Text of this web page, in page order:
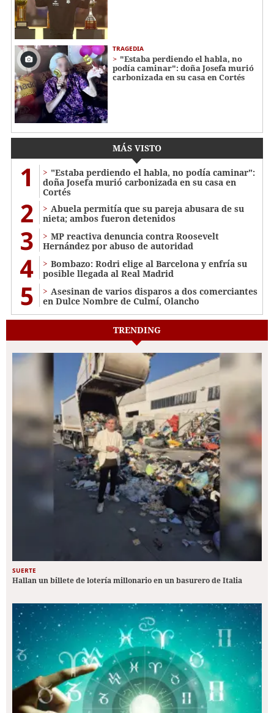
TRAGEDIA
"Estaba perdiendo el habla, no
podía caminar": doña Josefa murió
carbonizada en su casa en Cortés
MÁS VISTO
1
"Estaba perdiendo el habla, no podía caminar":
doña Josefa murió carbonizada en su casa en
Cortés
2
Abuela permitía que su pareja abusara de su
nieta; ambos fueron detenidos
3
MP reactiva denuncia contra Roosevelt
Hernández por abuso de autoridad
4
Bombazo: Rodri elige al Barcelona y enfría su
posible llegada al Real Madrid
5
Asesinan de varios disparos a dos comerciantes
en Dulce Nombre de Culmí, Olancho
TRENDING
SUERTE
Hallan un billete de lotería millonario en un basurero de Italia